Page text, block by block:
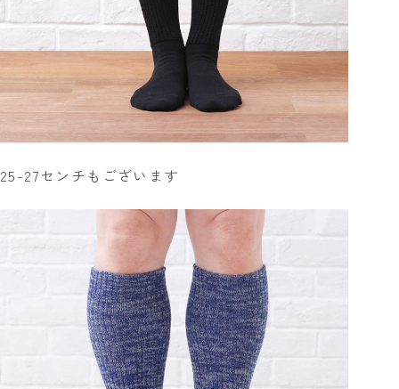
25-27センチもございます